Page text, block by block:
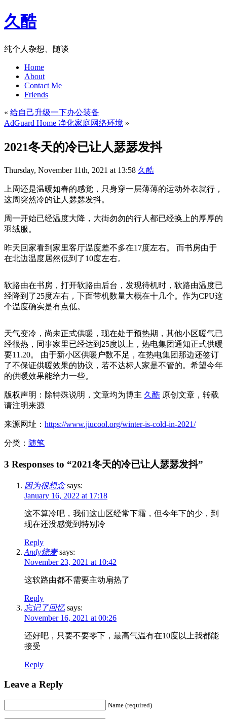
久酷
纯个人杂想、随谈
Home
About
Contact Me
Friends
« 给自己升级一下办公装备
AdGuard Home 净化家庭网络环境 »
2021冬天的冷已让人瑟瑟发抖
Thursday, November 11th, 2021 at 13:58 久酷
上周还是温暖如春的感觉，只身穿一层薄薄的运动外衣就行，
这周突然冷的让人瑟瑟发抖。
周一开始已经温度大降，大街勿勿的行人都已经换上的厚厚的
羽绒服。
昨天回家看到家里客厅温度差不多在17度左右。 而书房由于
在北边温度居然低到了10度左右。
软路由在书房，打开软路由后台，发现待机时，软路由温度已
经降到了25度左右，下面带机数量大概在十几个。作为CPU这
个温度确实是有点低。
天气变冷，尚未正式供暖，现在处于预热期，其他小区暖气已
经很热，同事家里已经达到25度以上，热电集团通知正式供暖
要11.20。 由于新小区供暖户数不足，在热电集团那边还签订
了不保证供暖效果的协议，若不达标人家是不管的。希望今年
的供暖效果能给力一些。
版权声明：除特殊说明，文章均为博主 久酷 原创文章，转载
请注明来源
来源网址： https://www.jiucool.org/winter-is-cold-in-2021/
分类： 随笔
3 Responses to “2021冬天的冷已让人瑟瑟发抖”
因为很想念 says:
January 16, 2022 at 17:18
这不算冷吧，我们这山区经常下霜，但今年下的少，到
现在还没感觉到特别冷
Reply
Andy烧麦 says:
November 23, 2021 at 10:42
这软路由都不需要主动扇热了
Reply
忘记了回忆 says:
November 16, 2021 at 00:26
还好吧，只要不要零下，最高气温有在10度以上我都能
接受
Reply
Leave a Reply
Name (required)